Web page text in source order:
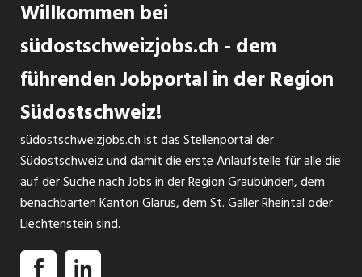
Willkommen bei
südostschweizjobs.ch - dem
führenden Jobportal in der Region
Südostschweiz!
südostschweizjobs.ch ist das Stellenportal der
Südostschweiz und damit die erste Anlaufstelle für alle die
auf der Suche nach Jobs in der Region Graubünden, dem
benachbarten Kanton Glarus, dem St. Galler Rheintal oder
Liechtenstein sind.